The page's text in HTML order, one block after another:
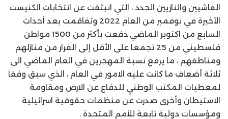
الفاشيين والنازيين الجدد ، التي انبثقت عن انتخابات الكنيست
الأخيرة في نوفمبر من العام 2022 وتفاقمت بعد أحداث
السابع من اكتوبر الماضي دفعت بأكثر من 1500 مواطن
فلسطيني من 25 تجمعا على الأقل إلى الفرار من منازلهم
ومناطقهم ، ما يرفع نسبة المهجرين في العام الماضي الى
ثلاثة أضعاف ما كانت عليه الامور في العام ، الذي سبق وفقا
لمعطيات المكتب الوطني للدفاع عن الارض ومقاومة
الاستيطان وأخرى صدرت عن منظمات حقوقية اسرائيلية
ومؤسسات دولية تابعة للأمم المتحدة .